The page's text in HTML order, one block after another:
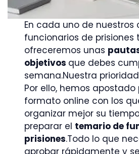
En cada uno de nuestros
funcionarios de prisiones
ofreceremos unas
objetivos que debes
semana.Nuestra
Por ello, hemos apostado
formato online con los
organizar mejor su
preparar el temario de
prisiones.Todo lo que
aprobar rápidamente y